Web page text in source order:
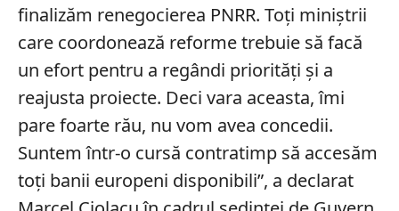
finalizăm renegocierea PNRR. Toţi miniştrii
care coordonează reforme trebuie să facă
un efort pentru a regândi priorităţi şi a
reajusta proiecte. Deci vara aceasta, îmi
pare foarte rău, nu vom avea concedii.
Suntem într-o cursă contratimp să accesăm
toţi banii europeni disponibili”, a declarat